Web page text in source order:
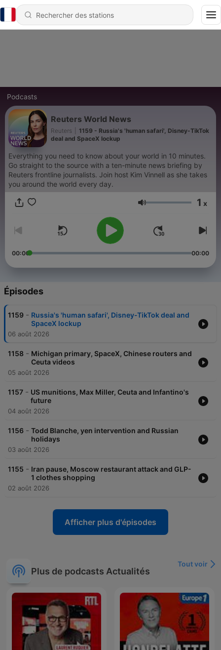
Podcasts
Reuters World News
Reuters
1159 - Russia's 'human safari', Disney-TikTok
deal and SpaceX lockup
Everything you need to know about your world in 10 minutes.
Go straight to the source with a ten-minute news briefing by
Reuters frontline journalists. Join host Kim Vinnell as she takes
you around the world every day.
Volume 1 x
00:00 00:00
Épisodes
1159 - Russia's 'human safari', Disney-TikTok deal and
SpaceX lockup
06 août 2026
1158 - Michigan primary, SpaceX, Chinese routers and
Ceuta videos
05 août 2026
1157 - US munitions, Max Miller, Ceuta and Infantino's
future
04 août 2026
1156 - Todd Blanche, yen intervention and Russian
holidays
03 août 2026
1155 - Iran pause, Moscow restaurant attack and GLP-
1 clothes shopping
02 août 2026
Afficher plus d'épisodes
Plus de podcasts Actualités
Tout voir